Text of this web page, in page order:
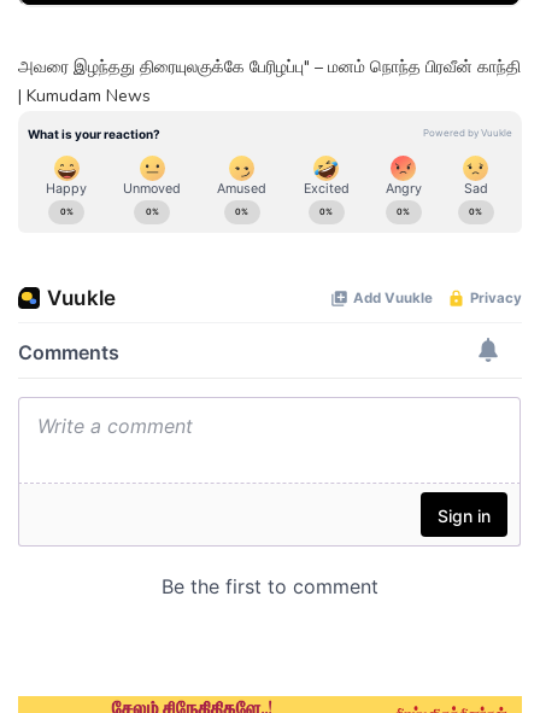
அவரை இழந்தது திரையுலகுக்கே பேரிழப்பு" – மனம் நொந்த பிரவீன் காந்தி
| Kumudam News